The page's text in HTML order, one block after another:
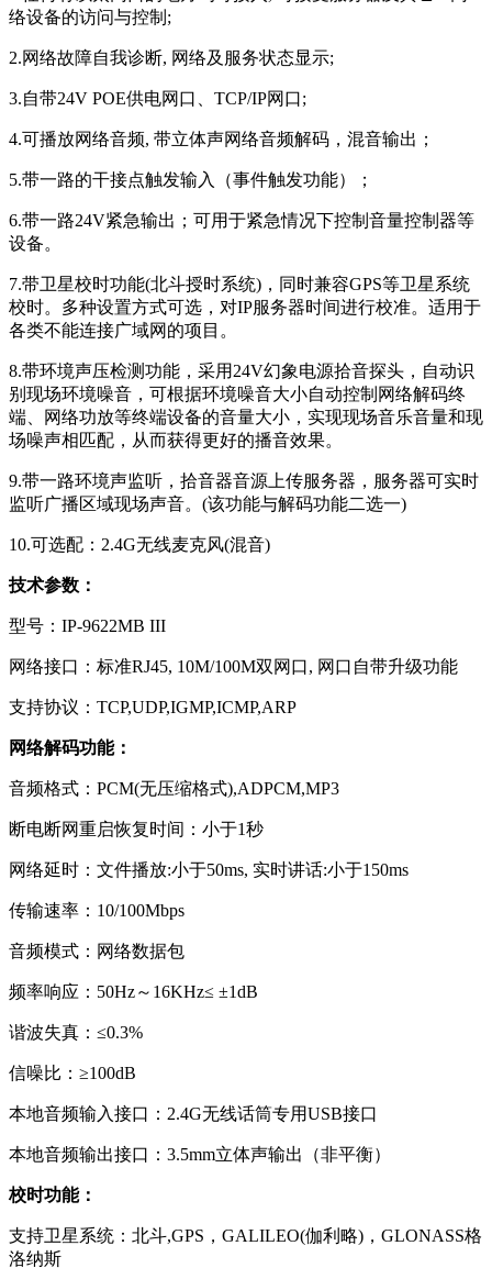
络设备的访问与控制;
2.网络故障自我诊断, 网络及服务状态显示;
3.自带24V POE供电网口、TCP/IP网口;
4.可播放网络音频, 带立体声网络音频解码，混音输出；
5.带一路的干接点触发输入（事件触发功能）；
6.带一路24V紧急输出；可用于紧急情况下控制音量控制器等
设备。
7.带卫星校时功能(北斗授时系统)，同时兼容GPS等卫星系统
校时。多种设置方式可选，对IP服务器时间进行校准。适用于
各类不能连接广域网的项目。
8.带环境声压检测功能，采用24V幻象电源拾音探头，自动识
别现场环境噪音，可根据环境噪音大小自动控制网络解码终
端、网络功放等终端设备的音量大小，实现现场音乐音量和现
场噪声相匹配，从而获得更好的播音效果。
9.带一路环境声监听，拾音器音源上传服务器，服务器可实时
监听广播区域现场声音。(该功能与解码功能二选一)
10.可选配：2.4G无线麦克风(混音)
技术参数：
型号：IP-9622MB III
网络接口：标准RJ45, 10M/100M双网口, 网口自带升级功能
支持协议：TCP,UDP,IGMP,ICMP,ARP
网络解码功能：
音频格式：PCM(无压缩格式),ADPCM,MP3
断电断网重启恢复时间：小于1秒
网络延时：文件播放:小于50ms, 实时讲话:小于150ms
传输速率：10/100Mbps
音频模式：网络数据包
频率响应：50Hz～16KHz≤ ±1dB
谐波失真：≤0.3%
信噪比：≥100dB
本地音频输入接口：2.4G无线话筒专用USB接口
本地音频输出接口：3.5mm立体声输出（非平衡）
校时功能：
支持卫星系统：北斗,GPS，GALILEO(伽利略)，GLONASS格
洛纳斯